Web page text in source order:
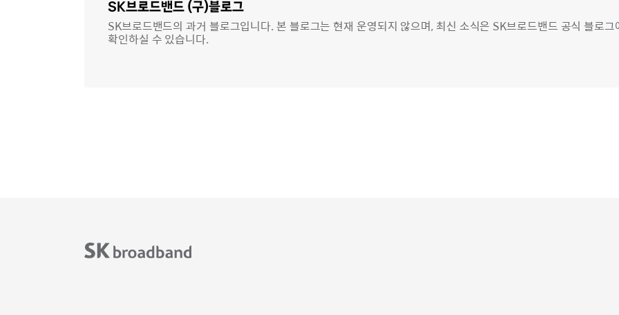
SK브로드밴드 (구)블로그
SK브로드밴드의 과거 블로그입니다. 본 블로그는 현재 운영되지 않으며, 최신 소식은 SK브로드밴드 공식 블로그
확인하실 수 있습니다.